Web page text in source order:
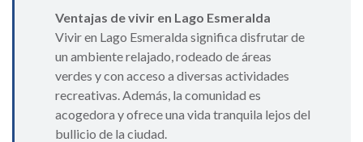
Ventajas de vivir en Lago Esmeralda
Vivir en Lago Esmeralda significa disfrutar de
un ambiente relajado, rodeado de áreas
verdes y con acceso a diversas actividades
recreativas. Además, la comunidad es
acogedora y ofrece una vida tranquila lejos del
bullicio de la ciudad.